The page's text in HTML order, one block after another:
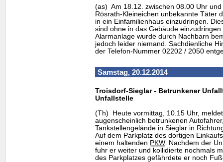
(as) Am 18.12. zwischen 08.00 Uhr
Rösrath-Kleineichen unbekannte Täter
in ein Einfamilienhaus einzudringen.
sind ohne in das Gebäude
Alarmanlage wurde durch Nachbarn
jedoch leider niemand. Sachdienliche
der Telefon-Nummer 02202 / 2050
Samstag, 20.12.2014
Troisdorf-Sieglar - Betrunkener
Unfallstelle
(Th) Heute vormittag, 10.15 Uhr,
augenscheinlich betrunkenen
Tankstellengelände in Sieglar in
Auf dem Parkplatz des dortigen
einem haltenden PKW. Nachdem der
fuhr er weiter und kollidierte nochmals
des Parkplatzes gefährdete er noch